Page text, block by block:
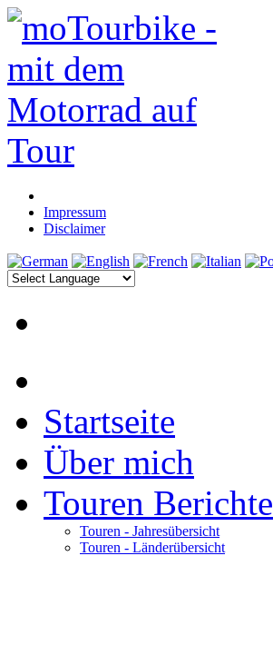
Impressum
Disclaimer
Startseite
Über mich
Touren Berichte
Touren - Jahresübersicht
Touren - Länderübersicht